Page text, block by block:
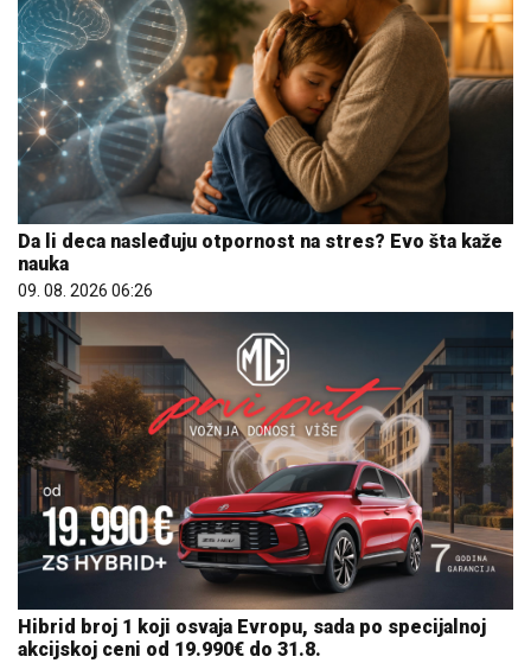
Da li deca nasleđuju otpornost na stres? Evo šta kaže
nauka
09. 08. 2026 06:26
Hibrid broj 1 koji osvaja Evropu, sada po specijalnoj
akcijskoj ceni od 19.990€ do 31.8.